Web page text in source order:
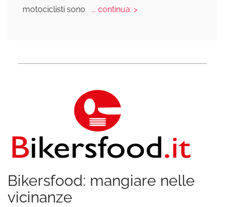
motociclisti sono
... continua: >
Bikersfood: mangiare nelle
vicinanze